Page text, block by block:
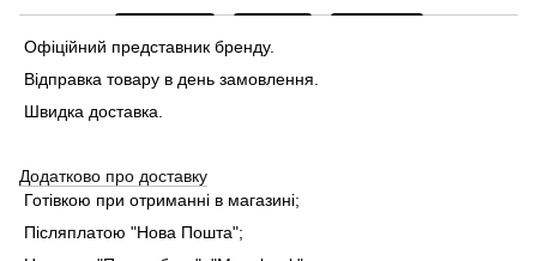
Офіційний представник бренду.
Відправка товару в день замовлення.
Швидка доставка.
Додатково про доставку
Готівкою при отриманні в магазині;
Післяплатою "Нова Пошта";